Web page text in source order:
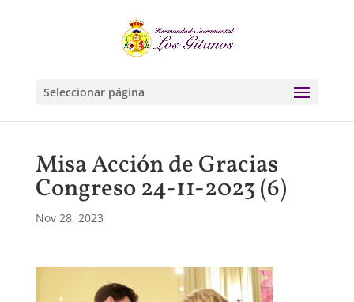
Seleccionar página
Misa Acción de Gracias
Congreso 24-11-2023 (6)
Nov 28, 2023